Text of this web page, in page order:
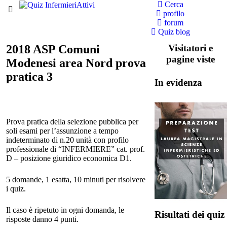
Cerca
profilo
forum
Quiz blog
2018 ASP Comuni
Modenesi area Nord prova
pratica 3
Prova pratica della selezione pubblica per
soli esami per l’assunzione a tempo
indeterminato di n.20 unità con profilo
professionale di “INFERMIERE” cat. prof.
D – posizione giuridico economica D1.
5 domande, 1 esatta, 10 minuti per risolvere
i quiz.
Il caso è ripetuto in ogni domanda, le
risposte danno 4 punti.
Visitatori e
pagine viste
In evidenza
Risultati dei quiz